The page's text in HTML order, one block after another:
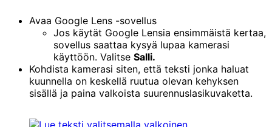
Avaa Google Lens -sovellus
Jos käytät Google Lensia ensimmäistä kertaa,
sovellus saattaa kysyä lupaa kamerasi
käyttöön. Valitse Salli.
Kohdista kamerasi siten, että teksti jonka haluat
kuunnella on keskellä ruutua olevan kehyksen
sisällä ja paina valkoista suurennuslasikuvaketta.